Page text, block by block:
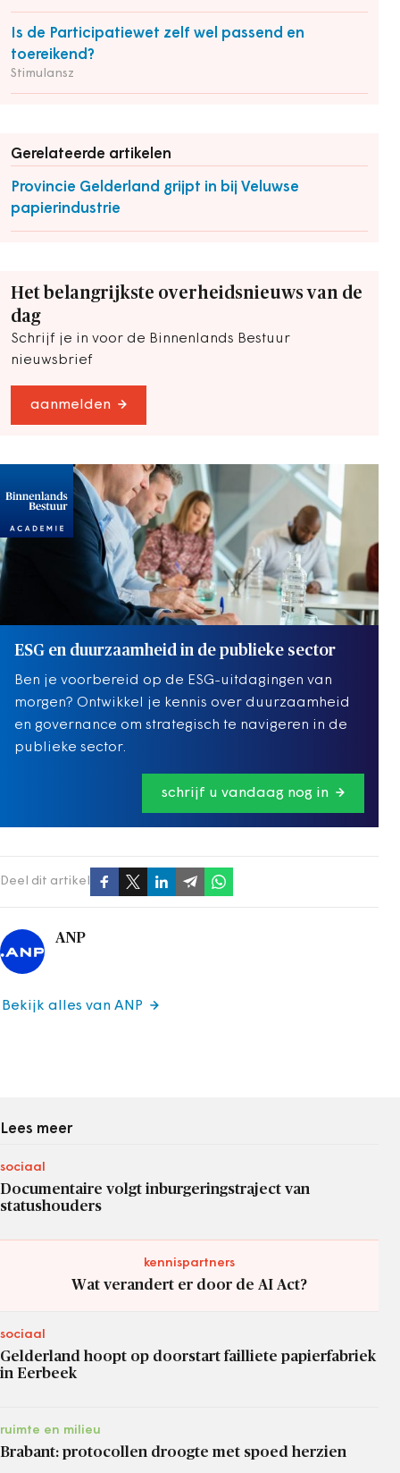
Is de Participatiewet zelf wel passend en
toereikend?
Stimulansz
Gerelateerde artikelen
Provincie Gelderland grijpt in bij Veluwse
papierindustrie
Het belangrijkste overheidsnieuws van de
dag
Schrijf je in voor de Binnenlands Bestuur
nieuwsbrief
aanmelden
ESG en duurzaamheid in de publieke sector
Ben je voorbereid op de ESG-uitdagingen van
morgen? Ontwikkel je kennis over duurzaamheid
en governance om strategisch te navigeren in de
publieke sector.
schrijf u vandaag nog in
Deel dit artikel
ANP
Bekijk alles van ANP
Lees meer
sociaal
Documentaire volgt inburgeringstraject van
statushouders
kennispartners
Wat verandert er door de AI Act?
sociaal
Gelderland hoopt op doorstart failliete papierfabriek
in Eerbeek
ruimte en milieu
Brabant: protocollen droogte met spoed herzien